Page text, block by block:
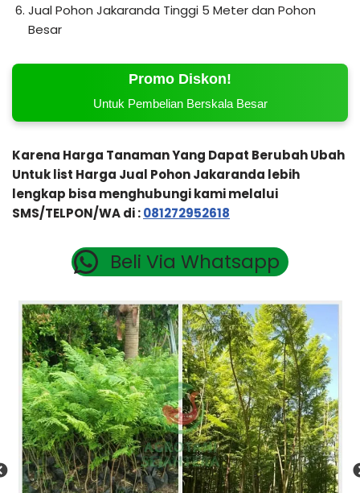
Jual Pohon Jakaranda Tinggi 5 Meter dan Pohon
Besar
Promo Diskon!
Untuk Pembelian Berskala Besar
Karena Harga Tanaman Yang Dapat Berubah Ubah
Untuk list Harga Jual Pohon Jakaranda lebih
lengkap bisa menghubungi kami melalui
SMS/TELPON/WA di :081272952618
Beli Via Whatsapp